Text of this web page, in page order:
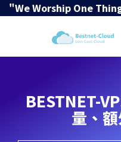
"We Worship One
BESTNET-
量、